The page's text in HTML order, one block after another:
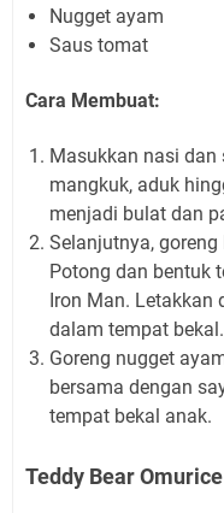
Nugget ayam
Saus tomat
Cara Membuat:
Masukkan nasi dan
mangkuk, aduk
menjadi bulat dan
Selanjutnya,
Potong dan bentuk
Iron Man. Letakkan
dalam tempat bekal.
Goreng nugget
bersama dengan
tempat bekal anak.
Teddy Bear